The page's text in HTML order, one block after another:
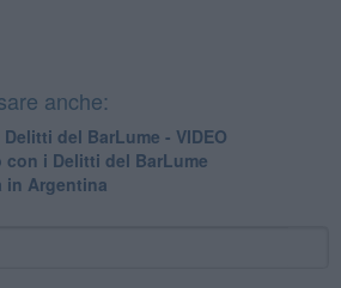
anche:
del BarLume - VIDEO
i Delitti del BarLume
in Argentina